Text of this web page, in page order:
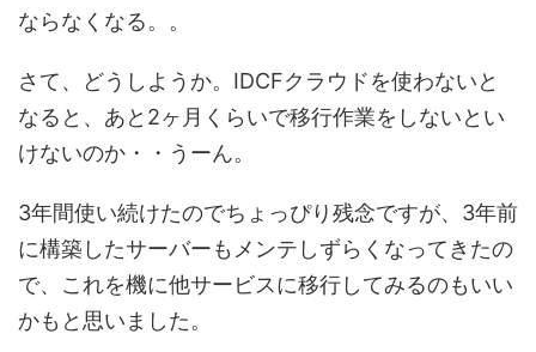
ならなくなる。。
さて、どうしようか。IDCFクラウドを使わないと
なると、あと2ヶ月くらいで移行作業をしないとい
けないのか・・うーん。
3年間使い続けたのでちょっぴり残念ですが、3年前
に構築したサーバーもメンテしずらくなってきたの
で、これを機に他サービスに移行してみるのもいい
かもと思いました。